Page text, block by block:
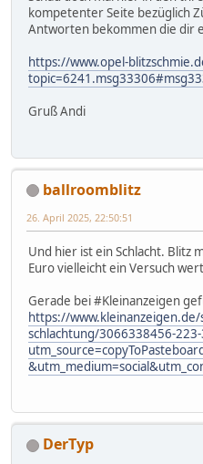
kompetenter Seite bezüglich
Antworten bekommen die dir
https://www.opel-
Gruß Andi
ballroomblitz
26. April 2025, 22:50:51
Und hier ist ein Schlacht. Blitz
Euro vielleicht ein Versuch
Gerade bei #Kleinanzeigen
https://
schlachtung/3066338456-
DerTyp